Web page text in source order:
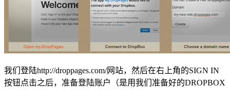
我们登陆http://droppages.com/网站，然后在右上角的SIGN IN
按钮点击之后，准备登陆账户（是用我们准备好的DROPBOX